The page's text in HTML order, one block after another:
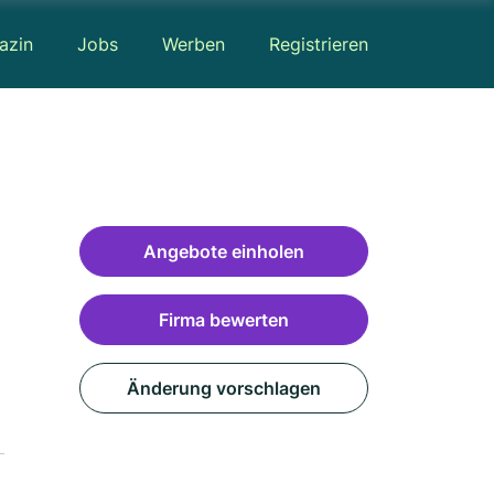
Jobs Werben Registrieren
Angebote einholen
Firma bewerten
Änderung vorschlagen